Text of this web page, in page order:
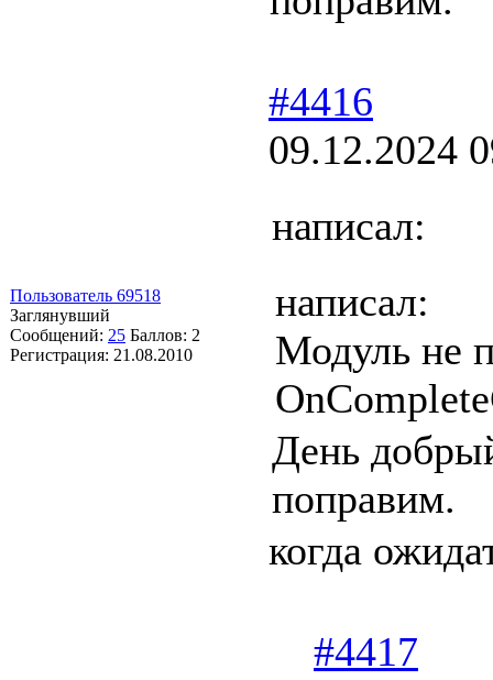
Пользователь 69518
Заглянувший
Сообщений: 25 Баллов: 2
Регистрация: 21.08.2010
#4416
09.12.2024
написал:
написал:
Модуль не
День
поправим.
когда
#4417